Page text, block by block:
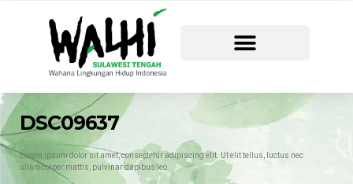
DSC09637
Lorem ipsum dolor sit amet, consectetur adipiscing elit. Ut elit tellus, luctus nec
ullamcorper mattis, pulvinar dapibus leo.